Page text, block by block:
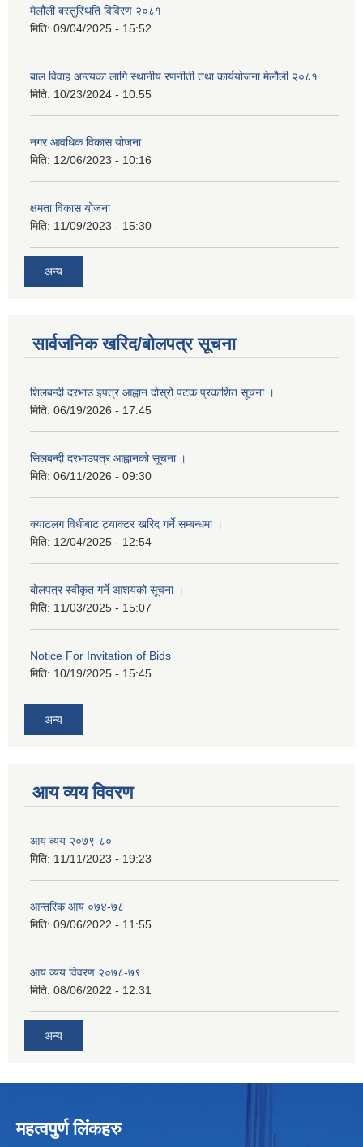
मेलौली बस्तुस्थिति विविरण २०८१
मिति: 09/04/2025 - 15:52
बाल विवाह अन्त्यका लागि स्थानीय रणनीती तथा कार्ययोजना मेलौली २०८१
मिति: 10/23/2024 - 10:55
नगर आवधिक विकास योजना
मिति: 12/06/2023 - 10:16
क्षमता विकास योजना
मिति: 11/09/2023 - 15:30
अन्य
सार्वजनिक खरिद/बोलपत्र सूचना
शिलबन्दी दरभाउ इपत्र आह्वान दोस्रो पटक प्रकाशित सूचना ।
मिति: 06/19/2026 - 17:45
सिलबन्दी दरभाउपत्र आह्वानको सूचना ।
मिति: 06/11/2026 - 09:30
क्याटलग विधीबाट ट्याक्टर खरिद गर्ने सम्बन्धमा ।
मिति: 12/04/2025 - 12:54
बोलपत्र स्वीकृत गर्ने आशयको सूचना ।
मिति: 11/03/2025 - 15:07
Notice For Invitation of Bids
मिति: 10/19/2025 - 15:45
अन्य
आय व्यय विवरण
आय व्यय २०७९-८०
मिति: 11/11/2023 - 19:23
आन्तरिक आय ०७४-७८
मिति: 09/06/2022 - 11:55
आय व्यय विवरण २०७८-७९
मिति: 08/06/2022 - 12:31
अन्य
महत्वपुर्ण लिंकहरु